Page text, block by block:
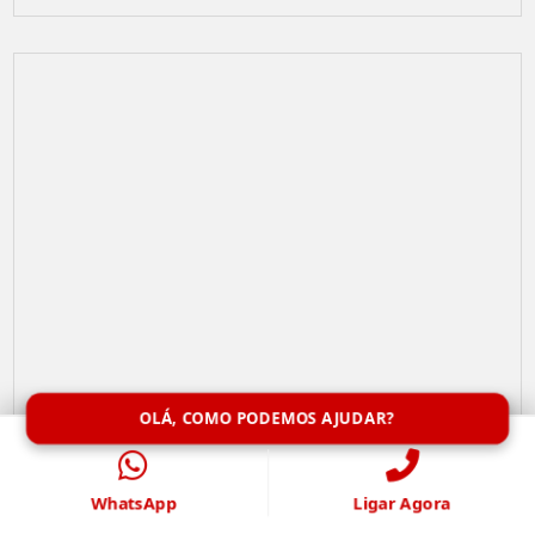
Limpeza de Caixa de Água
OLÁ, COMO PODEMOS AJUDAR?
WhatsApp Ligar Agora